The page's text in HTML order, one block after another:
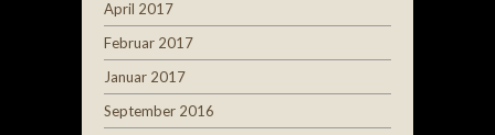
April 2017
Februar 2017
Januar 2017
September 2016